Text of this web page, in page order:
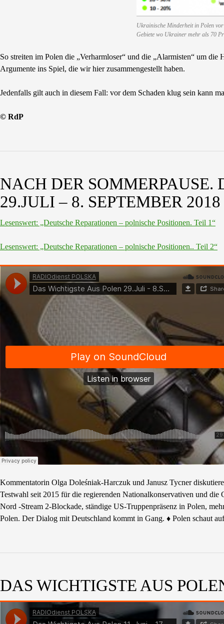
Ukrainische Minderheit in Polen vor
Gebiete wo Ukrainer mehr als 70
So streiten im Polen die „Verharmloser“ und die „Alarmisten“ um
Argumente ins Spiel, die wir hier zusammengestellt haben.
Jedenfalls gilt auch in diesem Fall: vor dem Schaden klug sein kann
© RdP
NACH DER SOMMERPAUSE.
29.JULI – 8. SEPTEMBER 2018
Lesenswert: „Deutsche Reparationen – polnische Positionen. Teil 1“
Lesenswert: „Deutsche Reparationen – polnische Positionen.. Teil 2“
Kommentatorin Olga Doleśniak-Harczuk und Janusz Tycner
Testwahl seit 2015 für die regierenden Nationalkonservativen und
Nord -Stream 2-Blockade, ständige US-Truppenpräsenz in Polen,
Polen. Der Dialog mit Deutschland kommt in Gang. ♦ Polen schaut
DAS WICHTIGSTE AUS